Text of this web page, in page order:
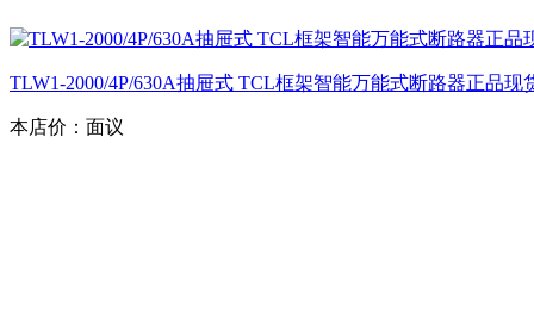
TLW1-2000/4P/630A抽屉式 TCL框架智能万能式断路器正品现
本店价： 面议